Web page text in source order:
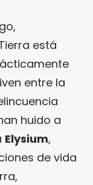
está
entre la
huido a
Elysium,
de vida